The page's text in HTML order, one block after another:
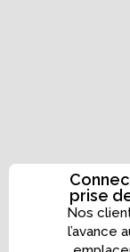
prise
Nos
l’avance